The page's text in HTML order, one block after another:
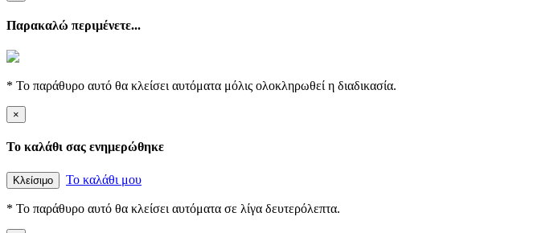
Παρακαλώ περιμένετε...
* Το παράθυρο αυτό θα κλείσει αυτόματα μόλις ολοκληρωθεί η διαδικασία.
×
Το καλάθι σας ενημερώθηκε
Κλείσιμο Το καλάθι μου
* Το παράθυρο αυτό θα κλείσει αυτόματα σε λίγα δευτερόλεπτα.